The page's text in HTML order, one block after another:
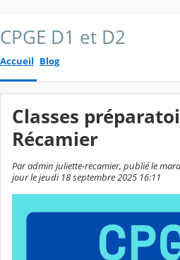
CPGE D1 et D2
Accueil Blog
Classes
Récamier
Par admin juliette-recamier, publié le
jour le jeudi 18 septembre 2025 16:11